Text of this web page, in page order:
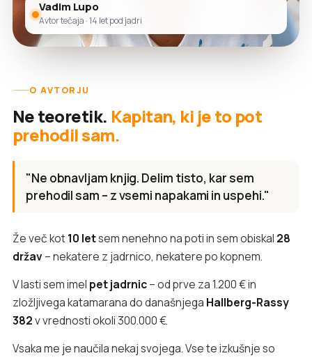
Vadim Lupo
Avtor tečaja · 14 let pod jadri
O AVTORJU
Ne teoretik. Kapitan, ki je to pot
prehodil sam.
"Ne obnavljam knjig. Delim tisto, kar sem
prehodil sam – z vsemi napakami in uspehi."
Že več kot10 letsem nenehno na poti in sem obiskal 28
držav– nekatere z jadrnico, nekatere po kopnem.
V lasti sem imel pet jadrnic– od prve za 1.200 € in
zložljivega katamarana do današnjega Hallberg-Rassy
382v vrednosti okoli 300.000 €.
Vsaka me je naučila nekaj svojega. Vse te izkušnje so